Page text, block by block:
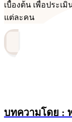
เบื้องต้น เพื่อประเ
แต่ละคน
บทความโดย :